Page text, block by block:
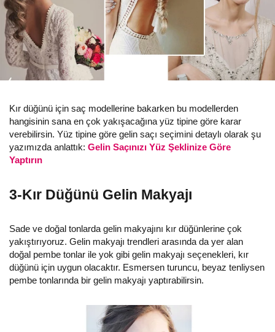
Kır düğünü için saç modellerine bakarken bu modellerden
hangisinin sana en çok yakışacağına yüz tipine göre karar
verebilirsin. Yüz tipine göre gelin saçı seçimini detaylı olarak şu
yazımızda anlattık: Gelin Saçınızı Yüz Şeklinize Göre
Yaptırın
3-Kır Düğünü Gelin Makyajı
Sade ve doğal tonlarda gelin makyajını kır düğünlerine çok
yakıştırıyoruz. Gelin makyajı trendleri arasında da yer alan
doğal pembe tonlar ile yok gibi gelin makyajı seçenekleri, kır
düğünü için uygun olacaktır. Esmersen turuncu, beyaz tenliysen
pembe tonlarında bir gelin makyajı yaptırabilirsin.